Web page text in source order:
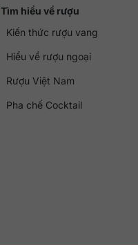
Tìm hiểu về rượu
Kiến thức rượu vang
Hiểu về rượu ngoại
Rượu Việt Nam
Pha chế Cocktail